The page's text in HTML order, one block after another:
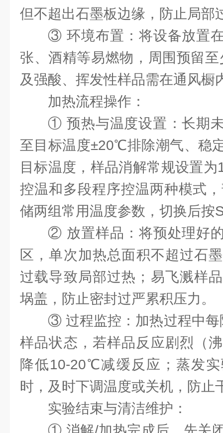
但不超出石墨板边缘，防止局部
③ ‌环境布置‌：将设备放置
张、酒精等易燃物，周围预留
及强酸、挥发性样品需在通风橱
加热流程操作：
① ‌预热与温度设置‌：长期
至目标温度±20℃排除潮气、稳
目标温度，样品消解常规设置
控温和多段程序控温两种模式
储两组常用温度参数，切换后按
② ‌放置样品‌：将预处理好
区，单次加热总面积不超过石
过载导致局部过热；易飞溅样
埚盖，防止密封过严累积压力。
③ ‌过程监控‌：加热过程中
样品状态，若样品反应剧烈（
降低10-20℃减缓反应；蒸发
时，及时下调温度或关机，防止
实验结束与清洁维护：